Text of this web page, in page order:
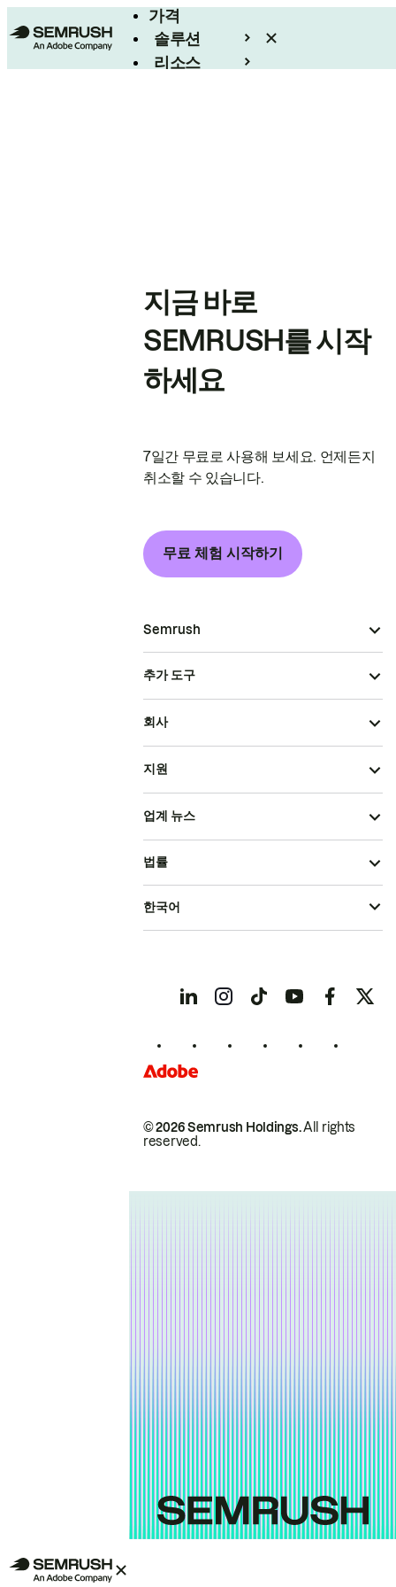
가격
솔루션
리소스
지금 바로
SEMRUSH를 시작
하세요
7일간 무료로 사용해 보세요. 언제든지
취소할 수 있습니다.
무료 체험 시작하기
Semrush
추가 도구
회사
지원
업계 뉴스
© 2026 Semrush Holdings.All rights
reserved.
법률
한국어